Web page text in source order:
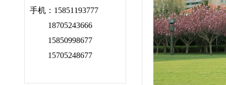
手机：15851193777
18705243666
15850998677
15705248677